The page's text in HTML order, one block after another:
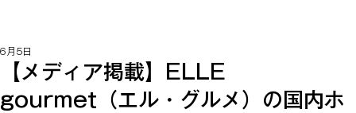
【メディア掲載】ELLE
gourmet（エル・グルメ）の国内ホ
6月5日